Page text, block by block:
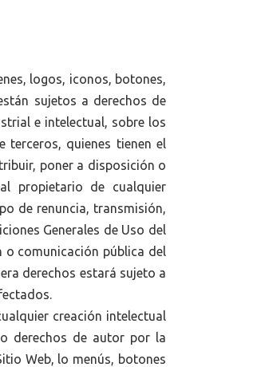
logos, iconos, botones,
sujetos a derechos de
e intelectual, sobre los
quienes tienen el
poner a disposición o
propietario de cualquier
de renuncia, transmisión,
Generales de Uso del
comunicación pública del
derechos estará sujeto a
creación intelectual
derechos de autor por la
Web, lo menús, botones